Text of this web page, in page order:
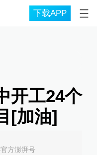
下载APP
开工24个
[加油]
方澎湃号